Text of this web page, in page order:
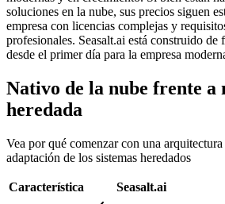
soluciones en la nube, sus precios siguen
empresa con licencias complejas y
profesionales. Seasalt.ai está construido de
desde el primer día para la empresa
Nativo de la nube frente a
heredada
Vea por qué comenzar con una
adaptación de los sistemas heredados
Característica Seasalt.ai